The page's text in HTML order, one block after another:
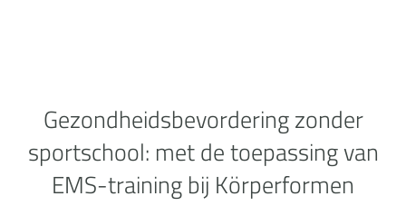
Gezondheidsbevordering zonder
sportschool: met de toepassing van
EMS-training bij Körperformen